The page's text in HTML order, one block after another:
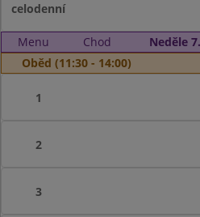
celodenní
Menu Chod
Neděle
Oběd (11:30 - 14:00)
1
2
3